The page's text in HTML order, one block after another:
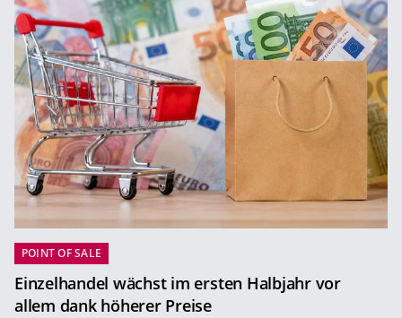
POINT OF SALE
Einzelhandel wächst im ersten Halbjahr vor
allem dank höherer Preise